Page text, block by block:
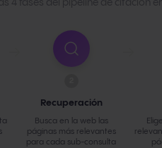
Recuperación
Busca en la web las
páginas más relevantes
para cada sub-consulta